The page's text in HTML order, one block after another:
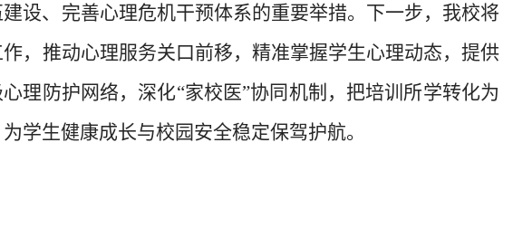
设、完善心理危机干预体系的重要举措。下一步，我校将
，推动心理服务关口前移，精准掌握学生心理动态，提供
防护网络，深化“家校医”协同机制，把培训所学转化为
学生健康成长与校园安全稳定保驾护航。